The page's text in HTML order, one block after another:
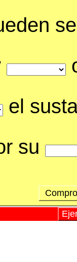
el
su